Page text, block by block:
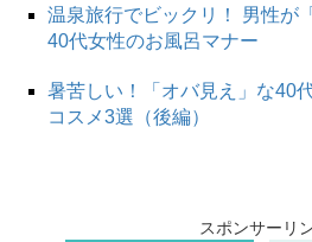
温泉旅行でビックリ！ 男性が
40代女性のお風呂マナー
暑苦しい！「オバ見え」な40
コスメ3選（後編）
スポンサーリ